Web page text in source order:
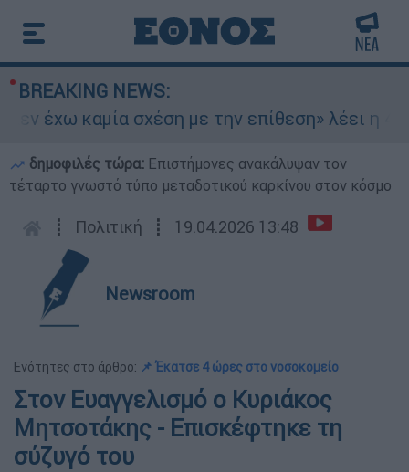
BREAKING NEWS:
έχω καμία σχέση με την επίθεση» λέει η
δημοφιλές τώρα: Επιστήμονες ανακάλυψαν τον
τέταρτο γνωστό τύπο μεταδοτικού καρκίνου στον κόσμο
┋ Πολιτική ┋ 19.04.2026 13:48
Newsroom
Ενότητες στο άρθρο: 📌 Έκατσε 4 ώρες στο νοσοκομείο
Στον Ευαγγελισμό ο Κυριάκος
Μητσοτάκης - Επισκέφτηκε τη
σύζυγό του